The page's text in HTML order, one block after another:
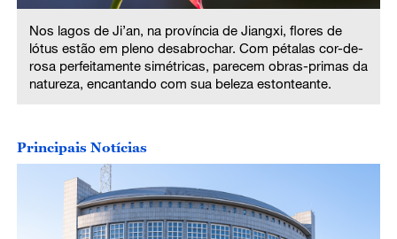
Nos lagos de Ji’an, na província de Jiangxi, flores de
lótus estão em pleno desabrochar. Com pétalas cor-de-
rosa perfeitamente simétricas, parecem obras-primas da
natureza, encantando com sua beleza estonteante.
Principais Notícias